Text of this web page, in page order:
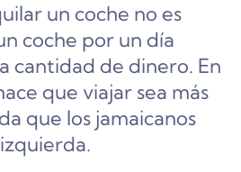
un coche no es
coche por un día
cantidad de dinero. En
que viajar sea más
que los jamaicanos